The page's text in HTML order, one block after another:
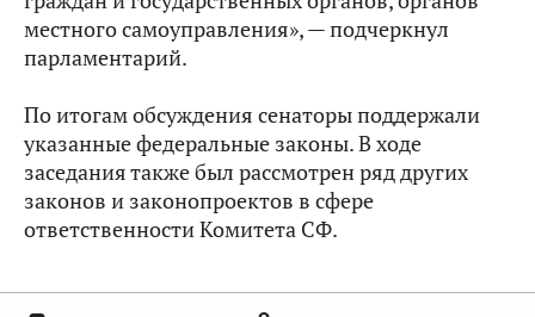
местного самоуправления», — подчеркнул
парламентарий.
По итогам обсуждения сенаторы поддержали
указанные федеральные законы. В ходе
заседания также был рассмотрен ряд других
законов и законопроектов в сфере
ответственности Комитета СФ.